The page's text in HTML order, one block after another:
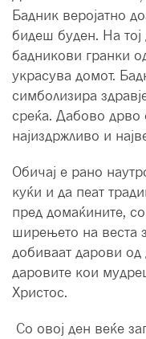
Бадник веројатно
бидеш буден. На тој
бадникови гранки
украсува домот.
симболизира
среќа. Дабово дрво
најиздржливо и
Обичај е рано
куќи и да пеат
пред домаќините,
ширењето на веста
добиваат дарови
даровите кои
Христос.
Со овој ден веќе